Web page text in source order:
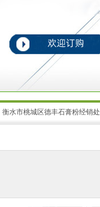
衡水市桃城区德丰石膏粉经销处